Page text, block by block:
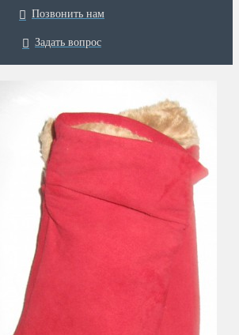
Позвонить нам
Задать вопрос